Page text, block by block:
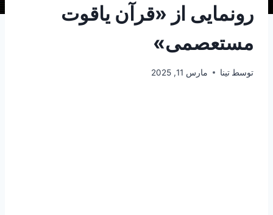
رونمایی از «قرآن یاقوت
مستعصمی»
توسط تینا مارس 11, 2025